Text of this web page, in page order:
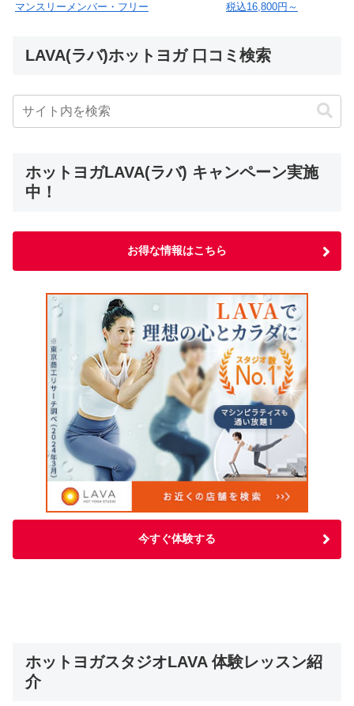
マンスリーメンバー・フリー
税込16,800円～
LAVA(ラバ)ホットヨガ 口コミ検索
ホットヨガLAVA(ラバ) キャンペーン実施
中！
お得な情報はこちら
今すぐ体験する
ホットヨガスタジオLAVA 体験レッスン紹
介